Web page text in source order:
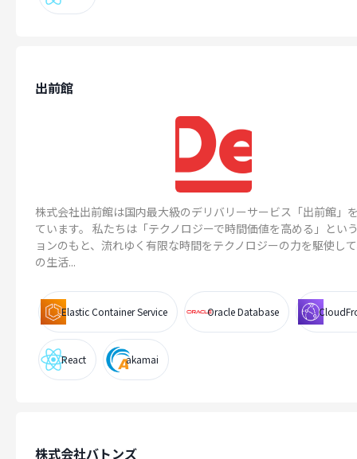
出前館
株式会社出前館は国内最大級のデリバリーサービス「出前館」
ています。 私たちは「テクノロジーで時間価値を高める」とい
ョンのもと、流れゆく有限な時間をテクノロジーの力を駆使し
の生活...
Elastic Container Service Oracle Database
React akamai
株式会社バトンズ